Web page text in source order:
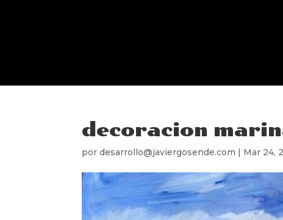
decoracion
pordesarrollo@javiergosende.com | Mar 24,